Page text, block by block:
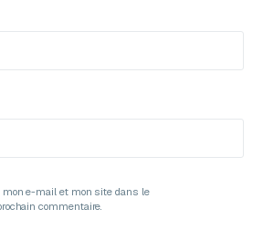
mon e-mail et mon site dans le
commentaire.